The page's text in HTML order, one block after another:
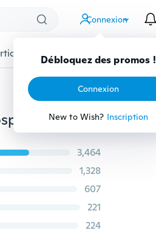
Connexion
Débloquez des promos !
Connexion
New to Wish? Inscription
pour animaux domestiques
Hommes Dragon Ball Z Cosplay Costume Costume Hosplay Sweatshirts à capuche Zipper Cardigan Cardigan Goku Kame Symbole Casual Baseball Jacket
3,464
1,328
607
221
224